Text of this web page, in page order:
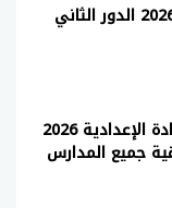
نتيجة الشهادة الإعدادية 2026 الدور الثاني
بالاسم فقط.. نتيجة الشهادة الإعدادية 2026
جميع المدارس